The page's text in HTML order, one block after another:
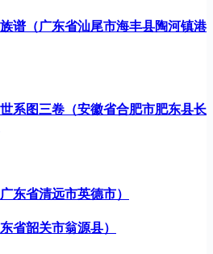
谱（广东省汕尾市海丰县陶河镇港
系图三卷（安徽省合肥市肥东县长
东省清远市英德市）
省韶关市翁源县）